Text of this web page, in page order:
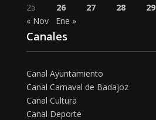
25
26 27 28 29
« Nov
Ene »
Canales
Canal Ayuntamiento
Canal Carnaval de Badajoz
Canal Cultura
Canal Deporte